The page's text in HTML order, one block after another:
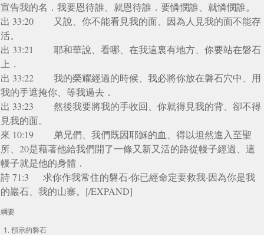
宣告我的名．我要恩待誰、就恩待誰．要憐憫誰、就憐憫誰。
出 33:20 又說、你不能看見我的面、因為人見我的面不能存
活。
出 33:21 耶和華說、看哪、在我這裏有地方、你要站在磐石
上．
出 33:22 我的榮耀經過的時候、我必將你放在磐石穴中、用
我的手遮掩你、等我過去．
出 33:23 然後我要將我的手收回、你就得見我的背、卻不得
見我的面。
來 10:19 弟兄們、我們既因耶穌的血、得以坦然進入至聖
所、20是藉著他給我們開了一條又新又活的路從幔子經過、這
幔子就是他的身體．
詩 71:3 求你作我常住的磐石‧你已經命定要救我‧因為你是我
的巖石、我的山寨。[/EXPAND]
綱要
預示的磐石